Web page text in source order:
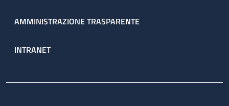
AMMINISTRAZIONE TRASPARENTE
INTRANET